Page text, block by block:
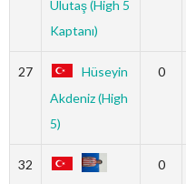
Ulutaş (High 5
Kaptanı)
27
Hüseyin
Akdeniz (High
5)
0
32
0